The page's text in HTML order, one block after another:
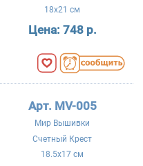
18x21 см
Цена: 748 р.
Арт. MV-005
Мир Вышивки
Счетный Крест
18.5x17 см